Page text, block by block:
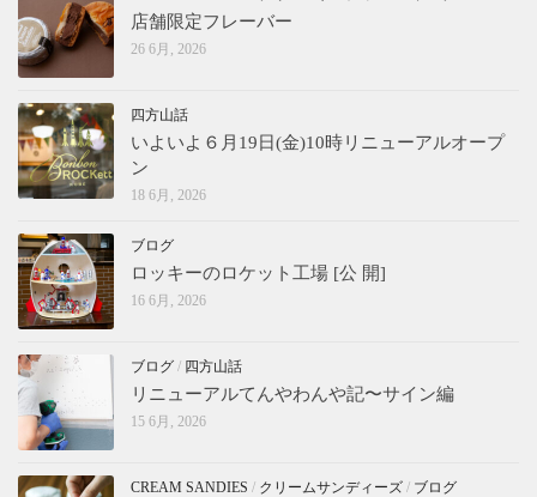
店舗限定フレーバー
26 6月, 2026
四方山話
いよいよ６月19日(金)10時リニューアルオープ
ン
18 6月, 2026
ブログ
ロッキーのロケット工場 [公 開]
16 6月, 2026
ブログ / 四方山話
リニューアルてんやわんや記〜サイン編
15 6月, 2026
CREAM SANDIES / クリームサンディーズ / ブログ